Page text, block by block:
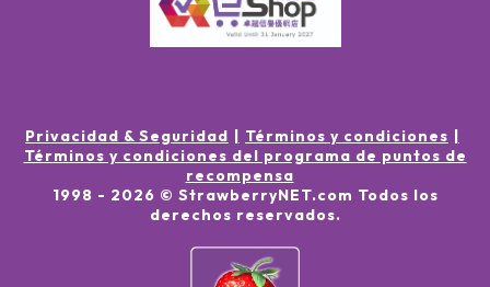
Privacidad & Seguridad
Términos y condiciones
Términos y condiciones del programa de puntos de
recompensa
1998 - 2026 © StrawberryNET.com Todos los
derechos reservados.